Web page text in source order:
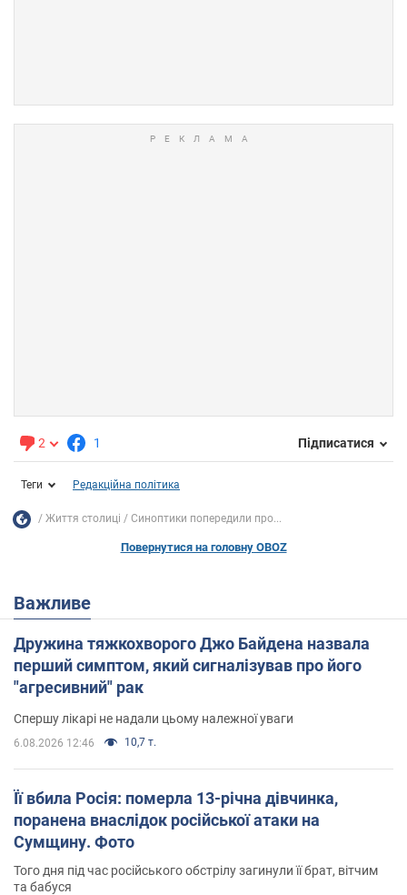
2 1 Підписатися
Теги Редакційна політика
Життя столиці Синоптики попередили про...
Повернутися на головну OBOZ
Важливе
Дружина тяжкохворого Джо Байдена назвала
перший симптом, який сигналізував про його
"агресивний" рак
Спершу лікарі не надали цьому належної уваги
6.08.2026 12:46 10,7 т.
Її вбила Росія: померла 13-річна дівчинка,
поранена внаслідок російської атаки на
Сумщину. Фото
Того дня під час російського обстрілу загинули її брат, вітчим
та бабуся